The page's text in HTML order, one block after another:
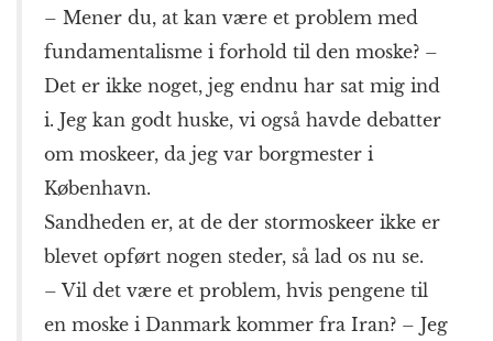
– Mener du, at kan være et problem med
fundamentalisme i forhold til den moske? –
Det er ikke noget, jeg endnu har sat mig ind
i. Jeg kan godt huske, vi også havde debatter
om moskeer, da jeg var borgmester i
København.
Sandheden er, at de der stormoskeer ikke er
blevet opført nogen steder, så lad os nu se.
– Vil det være et problem, hvis pengene til
en moske i Danmark kommer fra Iran? – Jeg